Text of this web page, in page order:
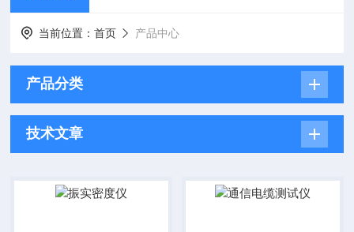
当前位置：首页 产品中心
产品分类
技术文章